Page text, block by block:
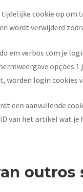
cookie op
wordt verwijderd
em verbos com je
opções
worden login cookies
een aanvullende
van het artikel wat je
outros